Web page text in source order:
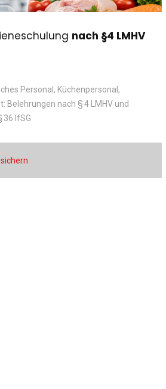
nach §4 LMHV
Personal, Küchenpersonal,
Belehrungen nach § 4 LMHV und
36 IfSG